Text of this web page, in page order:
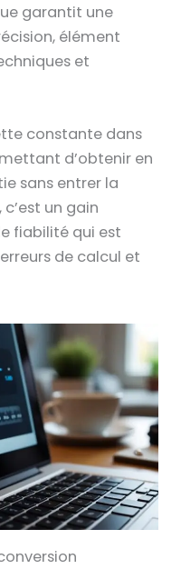
garantit une
élément
et
constante dans
d’obtenir en
sans entrer la
un gain
fiabilité qui est
de calcul et